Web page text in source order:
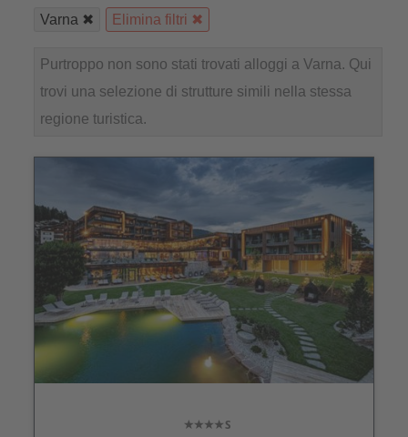
Varna Elimina filtri
Purtroppo non sono stati trovati alloggi a Varna. Qui
trovi una selezione di strutture simili nella stessa
regione turistica.